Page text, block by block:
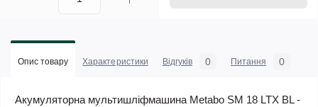
Опис товару Характеристики Відгуків 0 Питання 0
Акумуляторна мультишліфмашина Metabo SM 18 LTX BL -